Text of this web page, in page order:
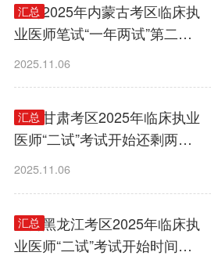
汇总
距离2025年内蒙古考区临床执
业医师笔试“一年两试”第二试
2025.11.06
汇总
距离甘肃考区2025年临床执业
医师“二试”考试开始还剩两
天，已进入倒计时阶段！
2025.11.06
汇总
距离黑龙江考区2025年临床执
业医师“二试”考试开始时间还